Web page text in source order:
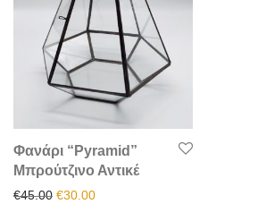
Φανάρι “Pyramid”
Μπρούτζινο Αντικέ
€45.00 Original price was: €45.00.
€30.00Η τρέχουσα τιμή είναι: €30.00.